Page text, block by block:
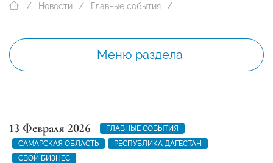
Новости Главные события
Меню раздела
13 Февраля 2026
ГЛАВНЫЕ СОБЫТИЯ
САМАРСКАЯ ОБЛАСТЬ
РЕСПУБЛИКА ДАГЕСТАН
СВОЙ БИЗНЕС